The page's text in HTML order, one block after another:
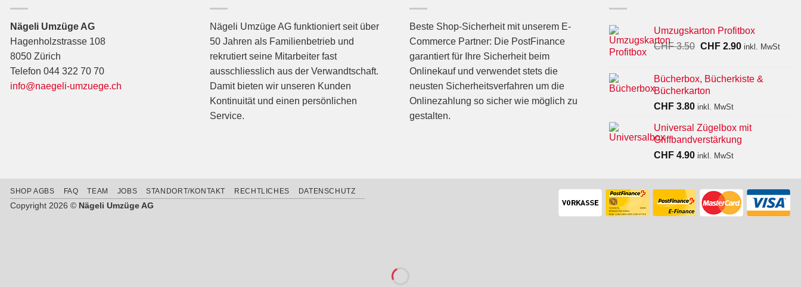
Nägeli Umzüge AG
Hagenholzstrasse 108
8050 Zürich
Telefon 044 322 70 70
info@naegeli-umzuege.ch
Nägeli Umzüge AG funktioniert seit über
50 Jahren als Familienbetrieb und
rekrutiert seine Mitarbeiter fast
ausschliesslich aus der Verwandtschaft.
Damit bieten wir unseren Kunden
Kontinuität und einen persönlichen
Service.
Beste Shop-Sicherheit mit unserem E-
Commerce Partner: Die PostFinance
garantiert für Ihre Sicherheit beim
Onlinekauf und verwendet stets die
neusten Sicherheitsverfahren um die
Onlinezahlung so sicher wie möglich zu
gestalten.
Umzugskarton Profitbox
CHF3.50 Ursprünglicher
CHF 3.50
CHF2.90Aktueller
CHF 2.90.
inkl. MwSt
Bücherbox, Bücherkiste &
Bücherkarton
CHF 3.80 inkl. MwSt
Universal Zügelbox mit
Griffbandverstärkung
CHF 4.90 inkl. MwSt
SHOP AGBS FAQ TEAM JOBS STANDORT/KONTAKT RECHTLICHES DATENSCHUTZ
Copyright 2026 © Nägeli Umzüge AG